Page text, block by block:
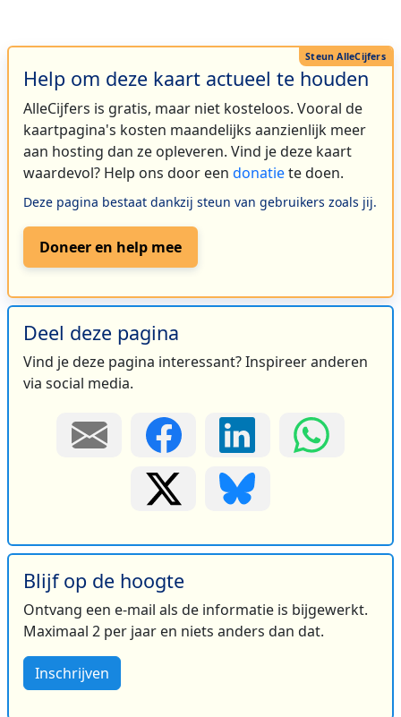
Help om deze kaart actueel te houden
AlleCijfers is gratis, maar niet kosteloos. Vooral de
kaartpagina's kosten maandelijks aanzienlijk meer
aan hosting dan ze opleveren. Vind je deze kaart
waardevol? Help ons door een donatiete doen.
Deze pagina bestaat dankzij steun van gebruikers zoals jij.
Doneer en help mee
Deel deze pagina
Vind je deze pagina interessant? Inspireer anderen
via social media.
Blijf op de hoogte
Ontvang een e-mail als de informatie is bijgewerkt.
Maximaal 2 per jaar en niets anders dan dat.
Inschrijven